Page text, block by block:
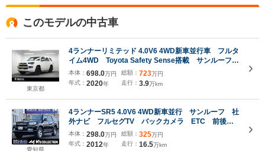
このモデルの中古車
東京都
4ランナーリミテッド 4.0V6 4WD新車並行車 フルタ
イム4WD Toyota Safety Sense搭載 サンルーフ
本革シート ALPINE大型ナビ KMC ROCKSTARIII
XD827 20インチ&オールテレーンタイヤ ヒッチメ
本体： 698.0万円
年式： 2020年
総額： 723万円
走行： 3.9万km
4ランナーSR5 4.0V6 4WD新車並行 サンルーフ 社
外ナビ フルセグTV バックカメラ ETC 前後コ
ーナーセンサー ブラックレザー サイドランニング
ボード ルーフレール パワーシート
本体： 298.0万円
年式： 2012年
総額： 325万円
走行： 16.5万km